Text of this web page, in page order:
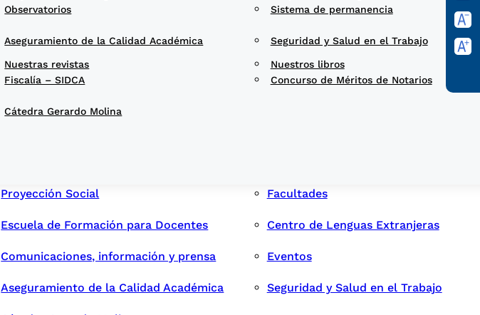
Aseguramiento de la Calidad Académica Seguridad y Salud en el Trabajo
Cátedra Gerardo Molina
Observatorios Sistema de permanencia
Fiscalía – SIDCA Concurso de Méritos de Notarios
Nuestras revistas Nuestros libros
Proyección Social Facultades
Escuela de Formación para Docentes Centro de Lenguas Extranjeras
Comunicaciones, información y prensa Eventos
Aseguramiento de la Calidad Académica Seguridad y Salud en el Trabajo